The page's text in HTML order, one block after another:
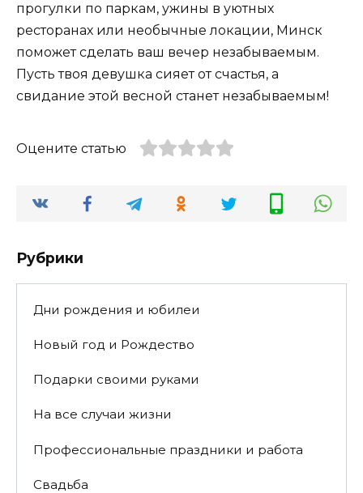
прогулки по паркам, ужины в уютных
ресторанах или необычные локации, Минск
поможет сделать ваш вечер незабываемым.
Пусть твоя девушка сияет от счастья, а
свидание этой весной станет незабываемым!
Оцените статью
Рубрики
Дни рождения и юбилеи
Новый год и Рождество
Подарки своими руками
На все случаи жизни
Профессиональные праздники и работа
Свадьба